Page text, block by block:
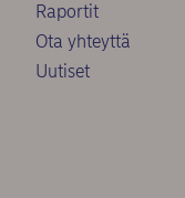
Raportit
Ota yhteyttä
Uutiset